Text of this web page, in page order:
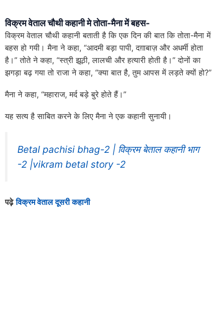
विक्रम वेताल चौथी कहानी मे तोता-मैना में बहस-
विक्रम वेताल चौथी कहानी बताती है कि एक दिन की बात कि तोता-मैना में
बहस हो गयी। मैना ने कहा, “आदमी बड़ा पापी, दग़ाबाज़ और अधर्मी होता
है।” तोते ने कहा, “स्त्री झूठी, लालची और हत्यारी होती है।” दोनों का
झगड़ा बढ़ गया तो राजा ने कहा, “क्या बात है, तुम आपस में लड़ते क्यों हो?”
मैना ने कहा, “महाराज, मर्द बड़े बुरे होते हैं।”
यह सत्य है साबित करने के लिए मैना ने एक कहानी सुनायी।
Betal pachisi bhag-2 | विक्रम बेताल कहानी भाग
-2 |vikram betal story -2
पढ़े विक्रम वेताल दूसरी कहानी